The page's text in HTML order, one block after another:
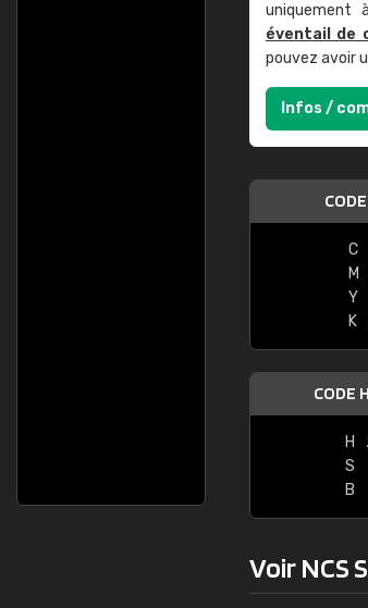
uniquement
éventail de
pouvez avoir
Infos /
C
M
Y
K
CODE
H
S
B
Voir NCS